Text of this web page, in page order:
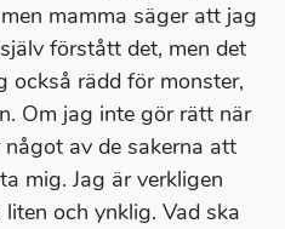
mamma säger att jag
förstått det, men det
också rädd för monster,
Om jag inte gör rätt när
av de sakerna att
mig. Jag är verkligen
och ynklig. Vad ska